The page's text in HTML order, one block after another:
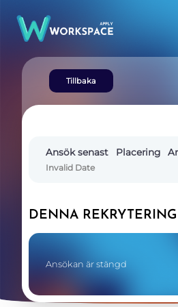
Tillbaka
Ansök senast
Invalid Date
Placering
DENNA
Ansökan är stängd